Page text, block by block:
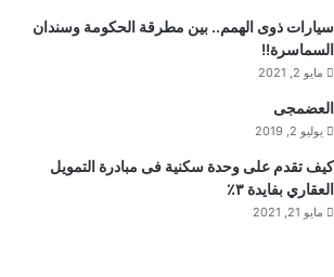
سيارات ذوى الهمم.. بين مطرقة الحكومة وسندان
السماسرة!!
مايو 2, 2021
العضمجى
يوليو 2, 2019
كيف تقدم على وحدة سكنية فى مبادرة التمويل
العقاري بفايدة ٣٪
مايو 21, 2021